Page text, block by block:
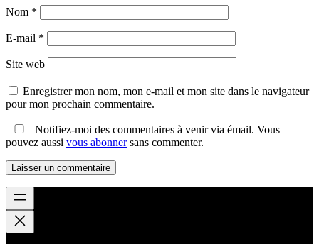
Nom *
E-mail *
Site web
Enregistrer mon nom, mon e-mail et mon site dans le navigateur
pour mon prochain commentaire.
Notifiez-moi des commentaires à venir via émail. Vous
pouvez aussi vous abonnersans commenter.